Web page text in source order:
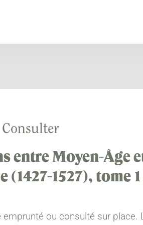
Consulter
entre Moyen-Âge
(1427-1527), tome 1
ou consulté sur place.